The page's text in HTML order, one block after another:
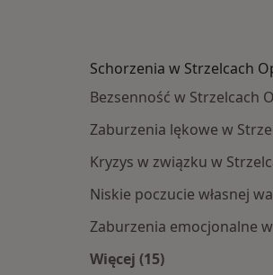
Schorzenia w Strzelcach
Bezsenność w Strzelcach
Zaburzenia lękowe w
Kryzys w związku w
Niskie poczucie własnej
Zaburzenia emocjonalne
Więcej (15)